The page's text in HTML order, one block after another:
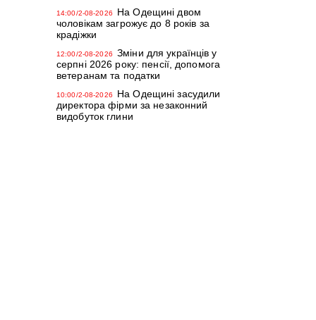
14:00/2-08-2026
На Одещині двом
чоловікам загрожує до 8 років за
крадіжки
12:00/2-08-2026
Зміни для українців у
серпні 2026 року: пенсії, допомога
ветеранам та податки
10:00/2-08-2026
На Одещині засудили
директора фірми за незаконний
видобуток глини